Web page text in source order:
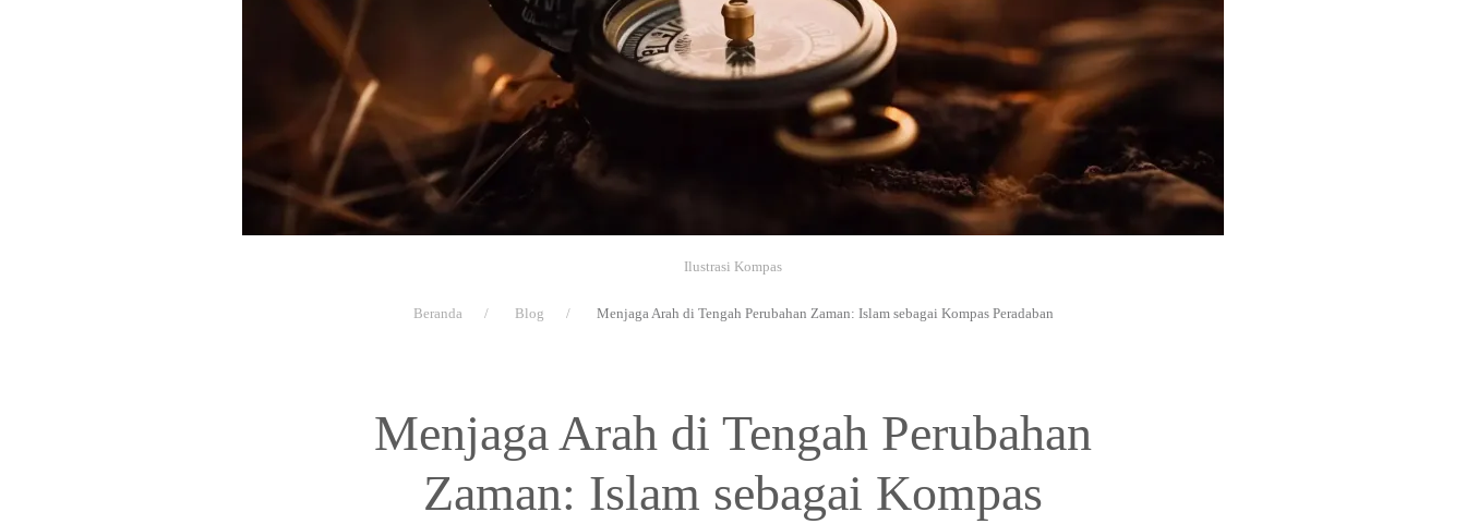
Ilustrasi Kompas
Beranda Blog Menjaga Arah di Tengah Perubahan Zaman: Islam sebagai Kompas Peradaban
Menjaga Arah di Tengah Perubahan
Zaman: Islam sebagai Kompas